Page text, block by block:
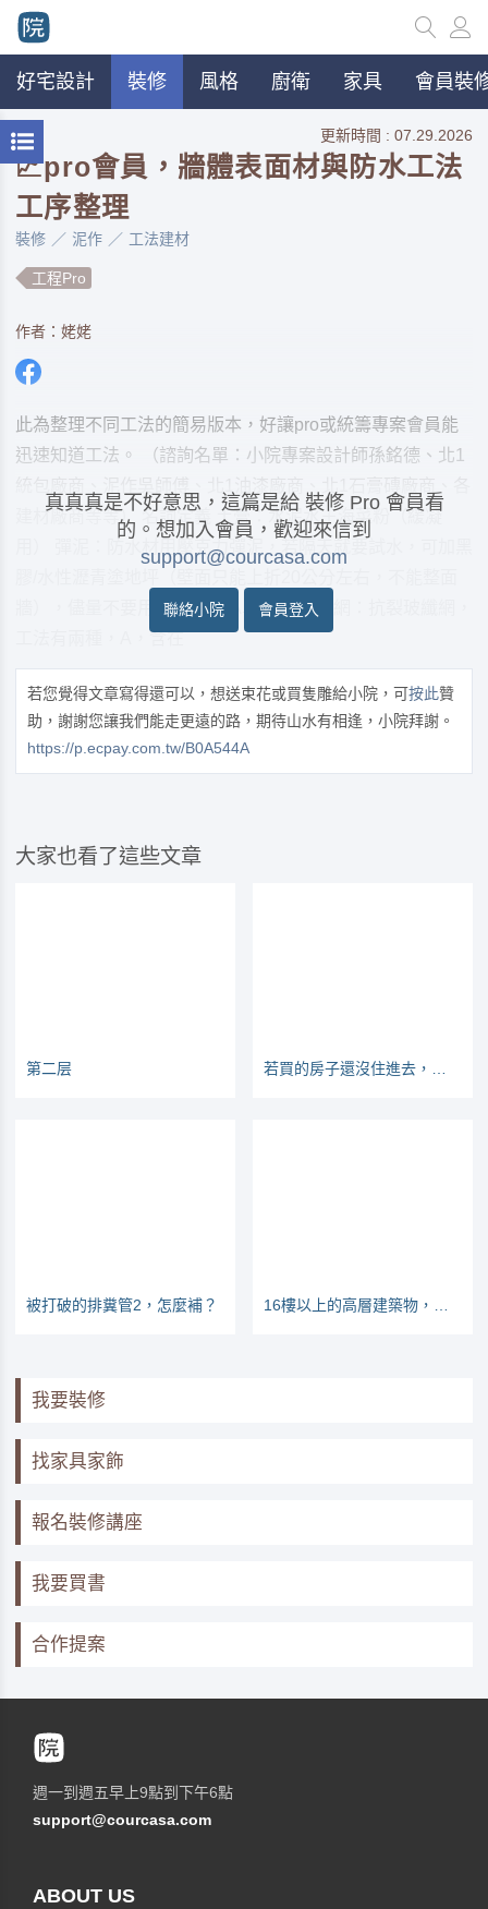
好宅設計 裝修 風格 廚衛 家具 會員裝
更新時間 : 07.29.2026
📈pro會員，牆體表面材與防水工法
工序整理
裝修 泥作 工法建材
工程Pro
作者：姥姥
此為整理不同工法的簡易版本，好讓pro或統籌專案會員能
迅速知道工法。 （諮詢名單：小院專案設計師孫銘德、北1
建材廠商等等） 名詞定義 土膏：水泥水＋海菜粉（緩凝
用） 彈泥：防水材用壓克力彈泥，若隔天就要試水，可加黑
牆），儘量不要用金絲猴EVA單液型。 貼網：抗裂玻纖網，
工法有兩種，A，含在
真真真是不好意思，這篇是給 裝修 Pro 會員看
的。想加入會員，歡迎來信到
support@courcasa.com
聯絡小院 會員登入
若您覺得文章寫得還可以，想送束花或買隻雕給小院，可按此贊
助，謝謝您讓我們能走更遠的路，期待山水有相逢，小院拜謝。
https://p.ecpay.com.tw/B0A544A
大家也看了這些文章
第二层
被打破的排糞管2，怎麼補？
我要裝修
找家具家飾
報名裝修講座
我要買書
合作提案
週一到週五早上9點到下午6點
support@courcasa.com
ABOUT US